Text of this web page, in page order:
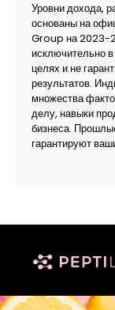
Уровни дохода,
основаны на
Group на 2023-
исключительно
целях и не
результатов.
множества
делу, навыки
бизнеса.
гарантируют